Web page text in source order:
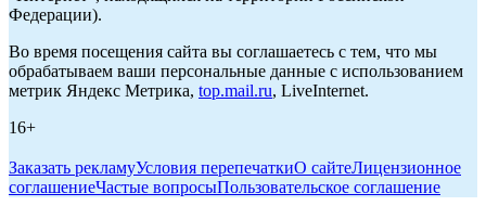
Федерации).
Во время посещения сайта вы соглашаетесь с тем, что мы
обрабатываем ваши персональные данные с использованием
метрик Яндекс Метрика, top.mail.ru, LiveInternet.
16+
Заказать рекламуУсловия перепечаткиО сайтеЛицензионное
соглашениеЧастые вопросыПользовательское соглашение